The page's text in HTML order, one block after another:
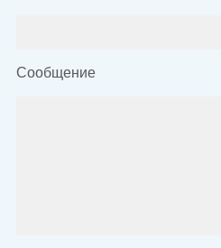
Сообщение